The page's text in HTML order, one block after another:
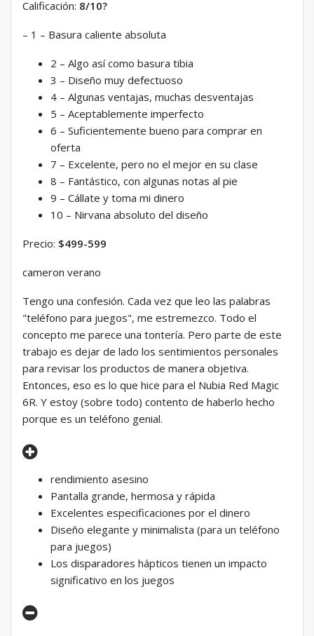
Calificación: 8/10?
– 1 – Basura caliente absoluta
2 – Algo así como basura tibia
3 – Diseño muy defectuoso
4 – Algunas ventajas, muchas desventajas
5 – Aceptablemente imperfecto
6 – Suficientemente bueno para comprar en
oferta
7 – Excelente, pero no el mejor en su clase
8 – Fantástico, con algunas notas al pie
9 – Cállate y toma mi dinero
10 – Nirvana absoluto del diseño
Precio: $499-599
cameron verano
Tengo una confesión. Cada vez que leo las palabras
"teléfono para juegos", me estremezco. Todo el
concepto me parece una tontería. Pero parte de este
trabajo es dejar de lado los sentimientos personales
para revisar los productos de manera objetiva.
Entonces, eso es lo que hice para el Nubia Red Magic
6R. Y estoy (sobre todo) contento de haberlo hecho
porque es un teléfono genial.
rendimiento asesino
Pantalla grande, hermosa y rápida
Excelentes especificaciones por el dinero
Diseño elegante y minimalista (para un teléfono
para juegos)
Los disparadores hápticos tienen un impacto
significativo en los juegos